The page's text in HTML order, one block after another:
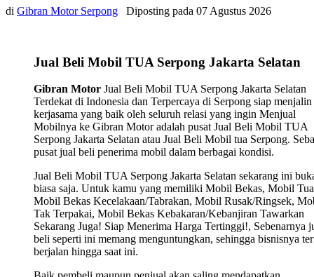
di Gibran Motor Serpong Diposting pada 07 Agustus 2026
Jual Beli Mobil TUA Serpong Jakarta Selatan
Gibran Motor Jual Beli Mobil TUA Serpong Jakarta Selatan
Terdekat di Indonesia dan Terpercaya di Serpong siap menjalin
kerjasama yang baik oleh seluruh relasi yang ingin Menjual
Mobilnya ke Gibran Motor adalah pusat Jual Beli Mobil TUA
Serpong Jakarta Selatan atau Jual Beli Mobil tua Serpong.
pusat jual beli penerima mobil dalam berbagai kondisi.
Jual Beli Mobil TUA Serpong Jakarta Selatan sekarang ini
biasa saja. Untuk kamu yang memiliki Mobil Bekas, Mobil
Mobil Bekas Kecelakaan/Tabrakan, Mobil Rusak/Ringsek,
Tak Terpakai, Mobil Bekas Kebakaran/Kebanjiran Tawarkan
Sekarang Juga! Siap Menerima Harga Tertinggi!, Sebenarnya
beli seperti ini memang menguntungkan, sehingga bisnisnya
berjalan hingga saat ini.